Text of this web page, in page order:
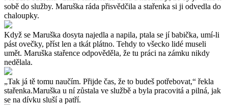
sobě do služby. Maruška ráda přisvědčila a stařenka si ji odvedla do
chaloupky.
Když se Maruška dosyta najedla a napila, ptala se jí babička, umí-li
pást ovečky, příst len a tkát plátno. Tehdy to všecko lidé museli
umět. Maruška stařence odpověděla, že tu práci na zámku nikdy
nedělala.
„Tak já tě tomu naučím. Přijde čas, že to budeš potřebovat,“ řekla
stařenka.Maruška u ní zůstala ve službě a byla pracovitá a pilná, jak
se na dívku sluší a patří.